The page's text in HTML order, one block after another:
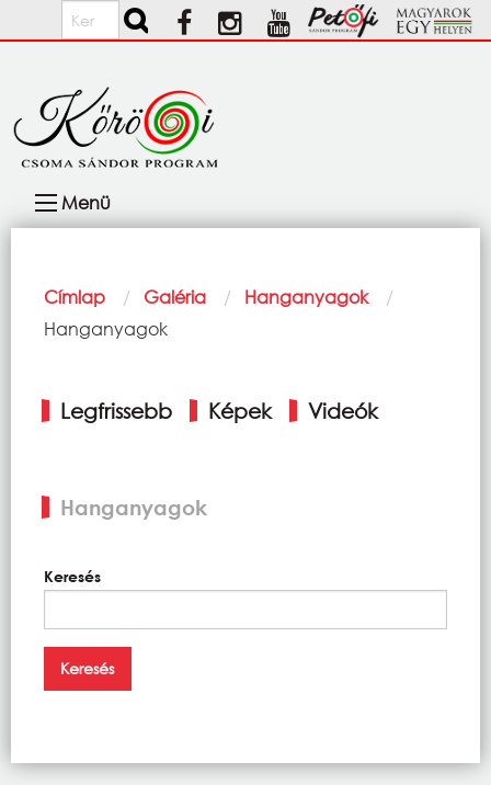
Ugrás a tartalomra
Keresés
navigáció
Menü
Morzsa
Címlap Galéria
Hanganyagok
Current:
Hanganyagok
fülek
Legfrissebb Képek Videók
Hanganyagok
Keresés